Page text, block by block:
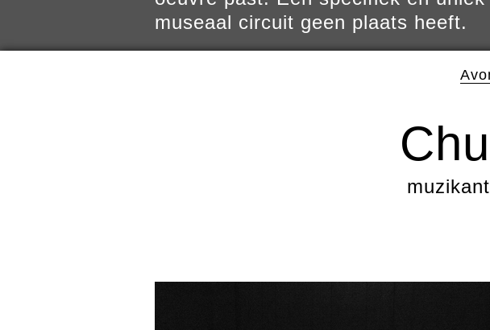
museaal circuit geen plaats heeft.